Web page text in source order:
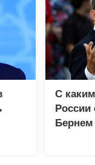
С
России
Бернем